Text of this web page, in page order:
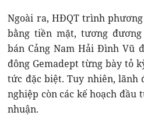
Ngoài ra, HĐQT trình
bằng tiền mặt, tương đương
bán Cảng Nam Hải Đình Vũ
đông Gemadept từng bày tỏ
tức đặc biệt. Tuy nhiên, lãnh
nghiệp còn các kế hoạch
nhuận.